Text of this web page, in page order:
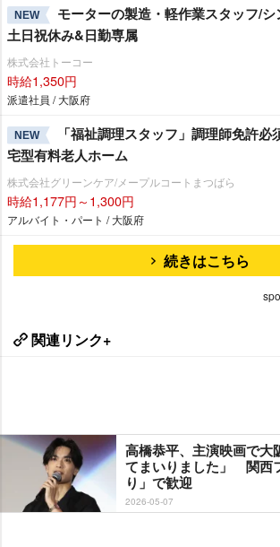
NEW
モーターの製造・軽作業スタッフ/
土日祝休み&日勤専属
株式会社トーコー
時給1,350円
派遣社員 / 大阪府
NEW
「福祉調理スタッフ」調理師免許
宅型有料老人ホーム
株式会社グリーンケア/メープルコートまつばら
時給1,177円～1,300円
アルバイト・パート / 大阪府
続きはこちら
関連リンク+
高橋恭平、主演映画で大
てまいりました」 関西
り」で歓迎
2026-05-07